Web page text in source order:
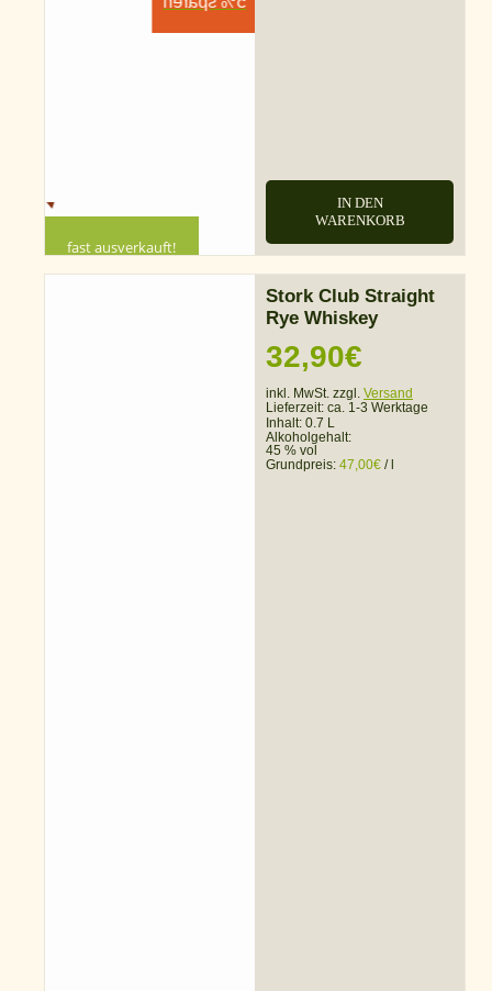
fast ausverkauft!
IN DEN
WARENKORB
Stork Club Straight
Rye Whiskey
32,90€
inkl. MwSt. zzgl. Versand
Lieferzeit: ca. 1-3 Werktage
Inhalt: 0.7 L
Alkoholgehalt:
45 % vol
Grundpreis: 47,00€ /